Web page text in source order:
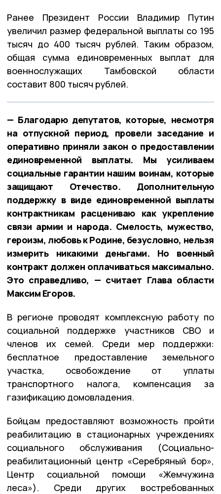
Ранее Президент России Владимир Путин
увеличил размер федеральной выплаты со 195
тысяч до 400 тысяч рублей. Таким образом,
общая сумма единовременных выплат для
военнослужащих Тамбовской области
составит 800 тысяч рублей.
— Благодарю депутатов, которые, несмотря
на отпускной период, провели заседание и
оперативно приняли закон о предоставлении
единовременной выплаты. Мы усиливаем
социальные гарантии нашим воинам, которые
защищают Отечество. Дополнительную
поддержку в виде единовременной выплаты
контрактникам расцениваю как укрепление
связи армии и народа. Смелость, мужество,
героизм, любовь к Родине, безусловно, нельзя
измерить никакими деньгами. Но военный
контракт должен оплачиваться максимально.
Это справедливо, — считает Глава области
Максим Егоров.
В регионе проводят комплексную работу по
социальной поддержке участников СВО и
членов их семей. Среди мер поддержки:
бесплатное предоставление земельного
участка, освобождение от уплаты
транспортного налога, компенсация за
газификацию домовладения.
Бойцам предоставляют возможность пройти
реабилитацию в стационарных учреждениях
социального обслуживания (Социально-
реабилитационный центр «Серебряный бор»,
Центр социальной помощи «Жемчужина
леса»). Среди других востребованных